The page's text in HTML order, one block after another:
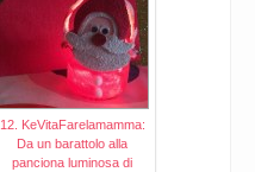
12. KeVitaFarelamamma:
Da un barattolo alla
panciona luminosa di